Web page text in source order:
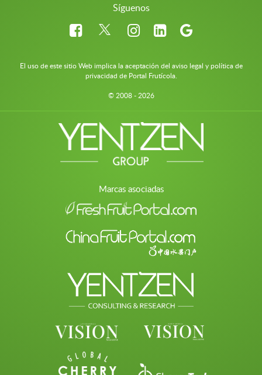
Síguenos
El uso de este sitio Web implica la aceptación del aviso legal y política de
privacidad de Portal Frutícola.
© 2008 - 2026
Marcas asociadas